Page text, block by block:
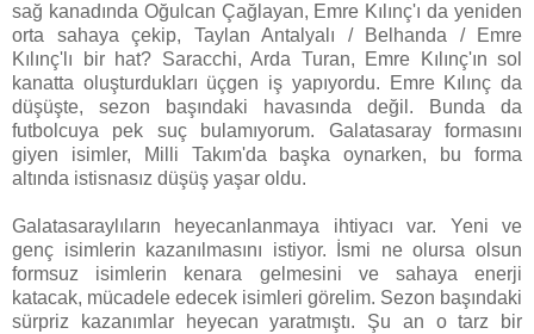
sağ kanadında Oğulcan Çağlayan, Emre Kılınç'ı da yeniden
orta sahaya çekip, Taylan Antalyalı / Belhanda / Emre
Kılınç'lı bir hat? Saracchi, Arda Turan, Emre Kılınç'ın sol
kanatta oluşturdukları üçgen iş yapıyordu. Emre Kılınç da
düşüşte, sezon başındaki havasında değil. Bunda da
futbolcuya pek suç bulamıyorum. Galatasaray formasını
giyen isimler, Milli Takım'da başka oynarken, bu forma
altında istisnasız düşüş yaşar oldu.
Galatasaraylıların heyecanlanmaya ihtiyacı var. Yeni ve
genç isimlerin kazanılmasını istiyor. İsmi ne olursa olsun
formsuz isimlerin kenara gelmesini ve sahaya enerji
katacak, mücadele edecek isimleri görelim. Sezon başındaki
sürpriz kazanımlar heyecan yaratmıştı. Şu an o tarz bir